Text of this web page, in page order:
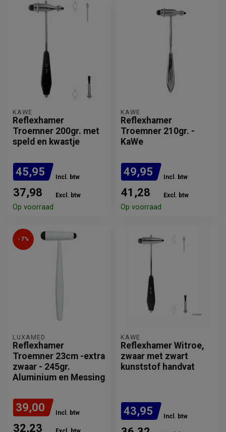
KAWE
Reflexhamer
Troemner 200gr. met
speld en kwastje
45,95 Incl. btw
37,98 Excl. btw
Op voorraad
KAWE
Reflexhamer
Troemner 210gr. -
KaWe
49,95 Incl. btw
41,28 Excl. btw
Op voorraad
-7%
LUXAMED
Reflexhamer
Troemner 23cm -extra
zwaar - 245gr.
Aluminium en Messing
39,00 Incl. btw
32,23
KAWE
Reflexhamer Witroe,
zwaar met zwart
kunststof handvat
43,95 Incl. btw